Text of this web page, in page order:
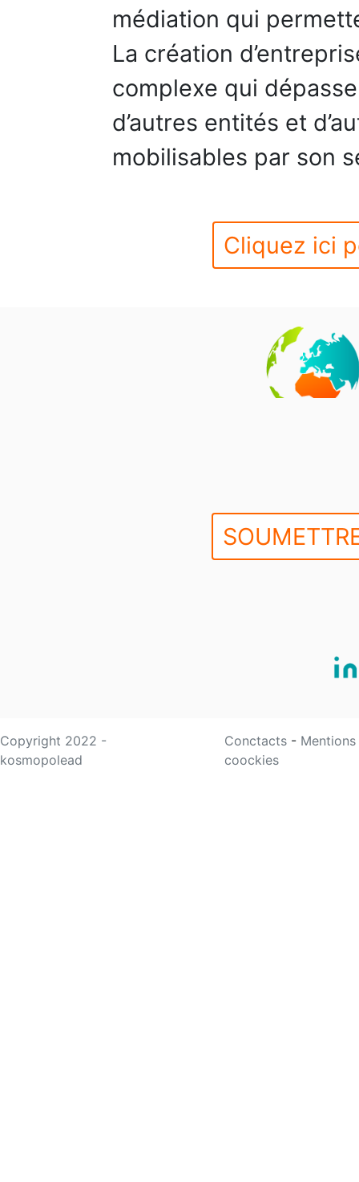
médiation qui
La création
complexe qui
d’autres entités et
mobilisables par son
Cliquez ici
Copyright 2022 -
kosmopolead
Conctacts -
coockies